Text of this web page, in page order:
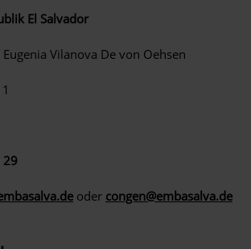
El Salvador
Vilanova De von Oehsen
29
oder congen@embasalva.de